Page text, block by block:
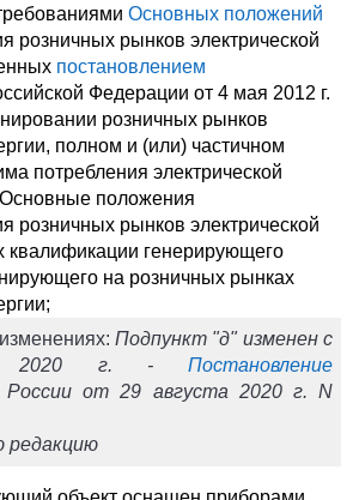
Основных положений
розничных рынков электрической
постановлением
Федерации от 4 мая 2012 г.
розничных рынков
полном и (или) частичном
потребления электрической
положения
розничных рынков электрической
квалификации генерирующего
на розничных рынках
Подпункт "д" изменен с
2020 г. -Постановление
России от 29 августа 2020 г. N
редакцию